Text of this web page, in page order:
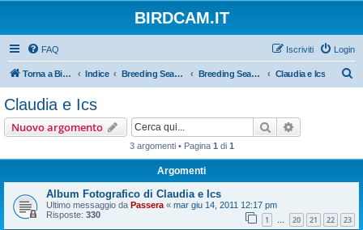
BIRDCAM.IT
FAQ Login
Iscriviti
Torna a Birdcam.it Indice Breeding Seasons 2011 Breeding Season 2011 Claudia e Ics
Claudia e Ics
Nuovo argomento Cerca
3 argomenti • Pagina 1 di 1
Argomenti
Album Fotografico di Claudia e Ics
Ultimo messaggio da Passera « mar giu 14, 2011 12:17 pm
Risposte: 330 1 … 20 21 22 23